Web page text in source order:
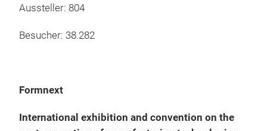
Aussteller: 804
Besucher: 38.282
Formnext
International exhibition and convention on the